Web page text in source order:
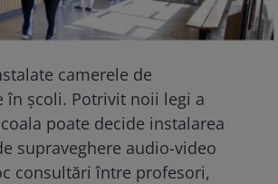
camerele de
în școli. Potrivit noii legi a
poate decide instalarea
supraveghere audio-video
consultări între profesori,